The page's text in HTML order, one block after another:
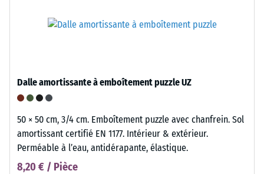
Dalle amortissante à emboîtement puzzle UZ
50 × 50 cm, 3/4 cm. Emboîtement puzzle avec chanfrein. Sol
amortissant certifié EN 1177. Intérieur & extérieur.
Perméable à l’eau, antidérapante, élastique.
8,20 € / Pièce